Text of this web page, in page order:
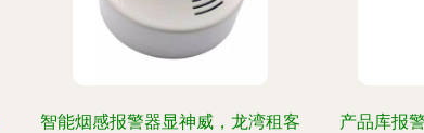
智能烟感报警器显神威，龙湾租客
产品库报